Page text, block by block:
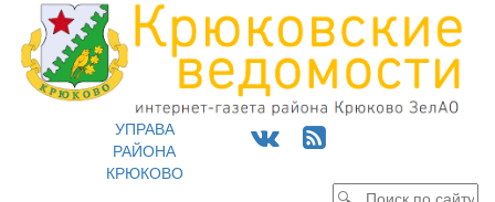
УПРАВА
РАЙОНА
КРЮКОВО